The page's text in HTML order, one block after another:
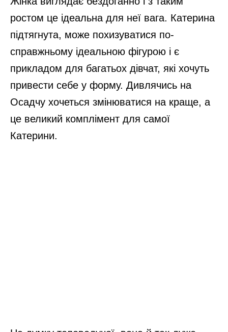
ростом це ідеальна для неї вага. Катерина
підтягнута, може похизуватися по-
справжньому ідеальною фігурою і є
прикладом для багатьох дівчат, які хочуть
привести себе у форму. Дивлячись на
Осадчу хочеться змінюватися на краще, а
це великий комплімент для самої
Катерини.